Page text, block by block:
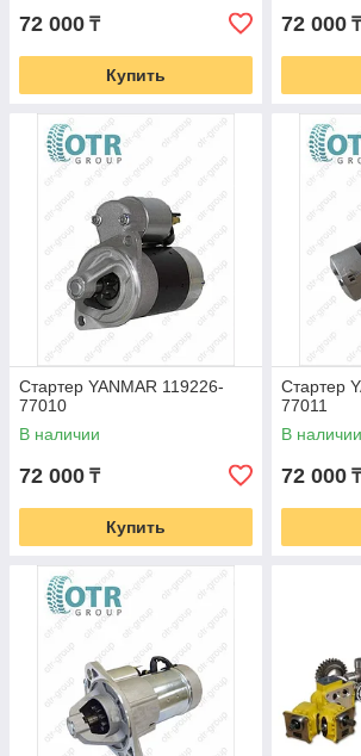
72 000 ₸
Купить
72 000 ₸
Стартер YANMAR 119226-
77010
В наличии
72 000 ₸
Купить
Стартер
77011
В наличии
72 000 ₸